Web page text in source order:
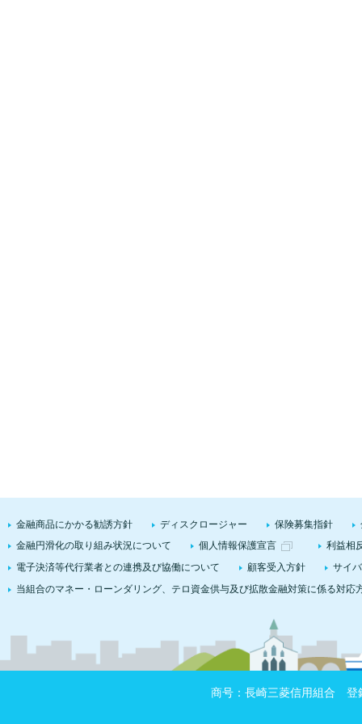
金融商品にかかる勧誘方針 ディスクロージャー 保険募集指針
金融円滑化の取り組み状況について
個人情報保護宣言 利益相
電子決済等代行業者との連携及び協働について
顧客受入方針 サイ
当組合のマネー・ローンダリング、テロ資金供与及び拡散金融対策に係る対応
商号：長崎三菱信用組合 登